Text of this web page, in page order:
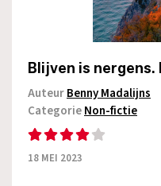
Blijven is nergens.
AuteurBenny Madalijns
CategorieNon-fictie
18 MEI 2023